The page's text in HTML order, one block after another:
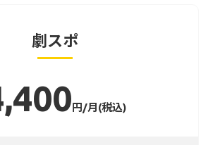
劇スポ
円/月(税込)